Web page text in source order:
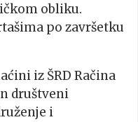
obliku.
po završetku
iz ŠRD Račina
društveni
i